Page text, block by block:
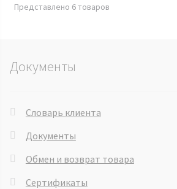
Представлено 6 товаров
Документы
Словарь клиента
Документы
Обмен и возврат товара
Сертификаты